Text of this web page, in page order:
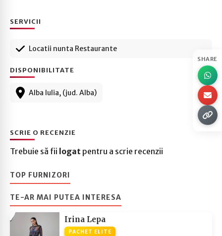
SHARE
SERVICII
Locatii nunta Restaurante
DISPONIBILITATE
Alba Iulia, (jud. Alba)
SCRIE O RECENZIE
Trebuie să fii logat pentru a scrie recenzii
TOP FURNIZORI
TE-AR MAI PUTEA INTERESA
Irina Lepa
PACHET ELITE